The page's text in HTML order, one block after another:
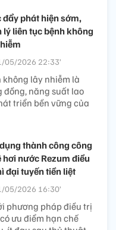
đẩy phát hiện sớm,
lý liên tục bệnh không
05/2026 22:33’
không lây nhiễm là
đồng, năng suất lao
triển bền vững của
thành công công
hơi nước Rezum điều
đại tuyến tiền liệt
05/2026 16:30’
phương pháp điều trị
ưu điểm hạn chế